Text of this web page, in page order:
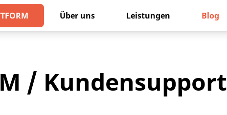
Über uns Leistungen Blog
/ Kundensupport